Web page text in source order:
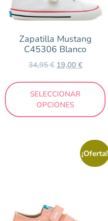
Zapatilla Mustang
C45306 Blanco
34,95€ 19,00€
SELECCIONAR
OPCIONES
¡Oferta!